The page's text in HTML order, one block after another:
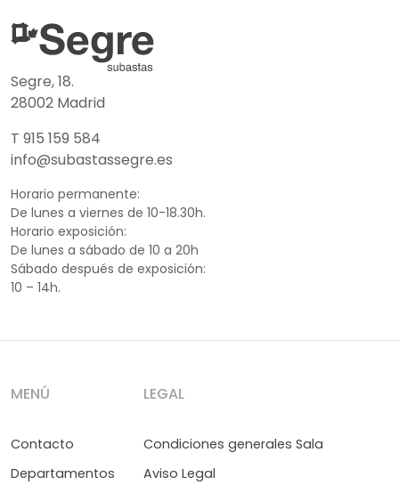
Segre, 18.
28002 Madrid
T 915 159 584
info@subastassegre.es
Horario permanente:
De lunes a viernes de 10-18.30h.
Horario exposición:
De lunes a sábado de 10 a 20h
Sábado después de exposición:
10 – 14h.
MENÚ
Contacto
Departamentos
LEGAL
Condiciones generales Sala
Aviso Legal